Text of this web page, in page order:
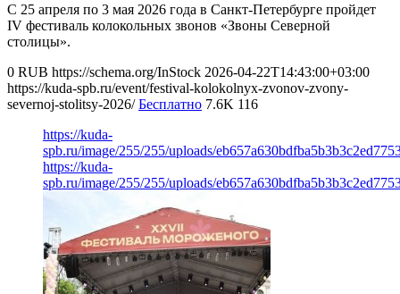
С 25 апреля по 3 мая 2026 года в Санкт-Петербурге пройдет
IV фестиваль колокольных звонов «Звоны Северной
столицы».
0 RUB https://schema.org/InStock 2026-04-22T14:43:00+03:00
https://kuda-spb.ru/event/festival-kolokolnyx-zvonov-zvony-
severnoj-stolitsy-2026/ Бесплатно 7.6K 116
https://kuda-
spb.ru/image/255/255/uploads/
https://kuda-
spb.ru/image/255/255/uploads/